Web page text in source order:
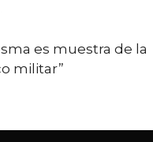
es muestra de la
militar”